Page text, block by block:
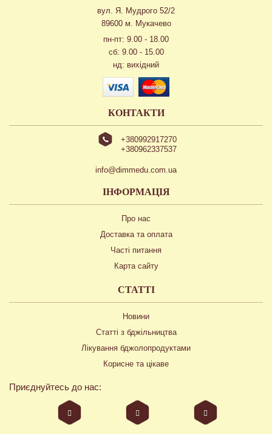
вул. Я. Мудрого 52/2
89600 м. Мукачево
пн-пт: 9.00 - 18.00
сб: 9.00 - 15.00
нд: вихідний
КОНТАКТИ
+380992917270
+380962337537
info@dimmedu.com.ua
ІНФОРМАЦІЯ
Про нас
Доставка та оплата
Часті питання
Карта сайту
СТАТТІ
Новини
Статті з бджільництва
Лікування бджолопродуктами
Корисне та цікаве
Приєднуйтесь до нас: